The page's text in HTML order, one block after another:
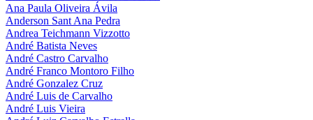
Ana Paula Oliveira Ávila
Anderson Sant Ana Pedra
Andrea Teichmann Vizzotto
André Batista Neves
André Castro Carvalho
André Franco Montoro Filho
André Gonzalez Cruz
André Luis de Carvalho
André Luis Vieira